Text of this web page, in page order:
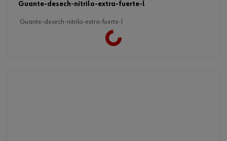
guante-desech-nitrilo-extra-fuerte-l
guante-desech-nitrilo-extra-fuerte-l
Loading...